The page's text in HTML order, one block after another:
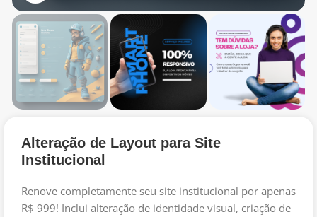
Alteração de Layout para Site
Institucional
Renove completamente seu site institucional por apenas
R$ 999! Inclui alteração de identidade visual, criação de